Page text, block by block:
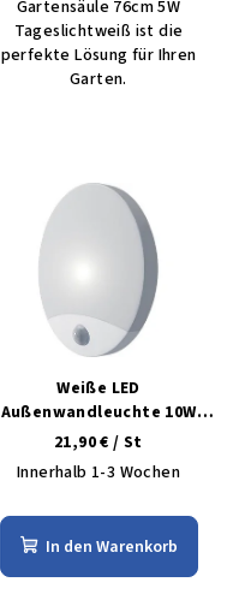
Gartensäule 76cm 5W
Tageslichtweiß ist die
perfekte Lösung für Ihren
Garten.
Weiße LED
Außenwandleuchte 10W
weiß mit PIR-Sensor olga
tageslichtweiß
21,90 €/ St
Innerhalb 1-3 Wochen
In den Warenkorb